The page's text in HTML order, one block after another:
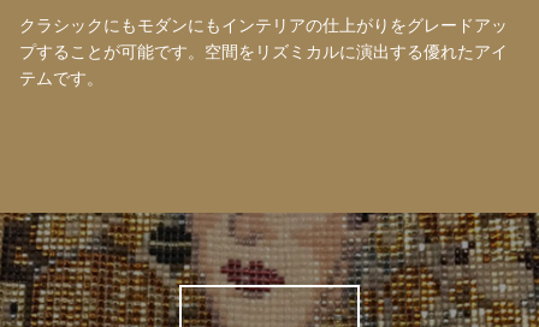
クラシックにもモダンにもインテリアの仕上がりをグレードアッ
プすることが可能です。空間をリズミカルに演出する優れたアイ
テムです。